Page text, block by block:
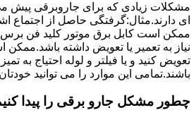
مشکلات زیادی که برای جاروبرقی پیش
ای دارند.مثال:گرفتگی حاصل از اجتماع
ممکن است کابل برق موتور کلید فن برس
نیاز به تعمیر یا تعویض داشته باشد.ممکن
تعویض کنید و یا فیلتر و لوله احتیاج به
باشند.تمامی این موارد را می توانید
چطور مشکل جارو برقی را پیدا